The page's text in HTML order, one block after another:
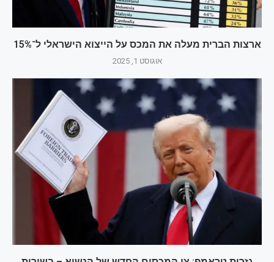
ארצות הברית מעלה את המכס על הייצוא הישראלי ל־15%
אוגוסט 1, 2025